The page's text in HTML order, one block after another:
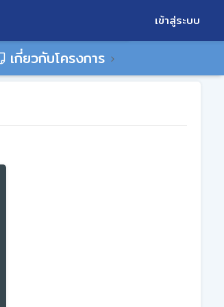
เข้าสู่ระบบ
เกี่ยวกับโครงการ